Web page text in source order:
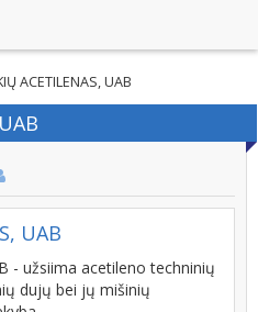
ACETILENAS, UAB
UAB
- užsiima acetileno techninių
dujų bei jų mišinių